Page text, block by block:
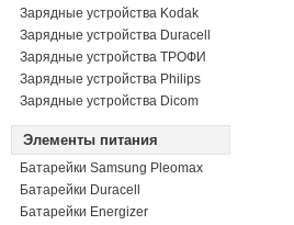
Зарядные устройства Kodak
Зарядные устройства Duracell
Зарядные устройства ТРОФИ
Зарядные устройства Philips
Зарядные устройства Dicom
Элементы питания
Батарейки Samsung Pleomax
Батарейки Duracell
Батарейки Energizer